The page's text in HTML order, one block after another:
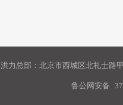
洪力总部：北京市西城区北礼士路
鲁公网安备